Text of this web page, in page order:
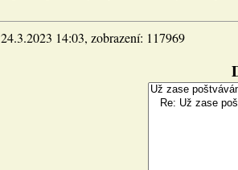
24.3.2023 14:03, zobrazení: 117969